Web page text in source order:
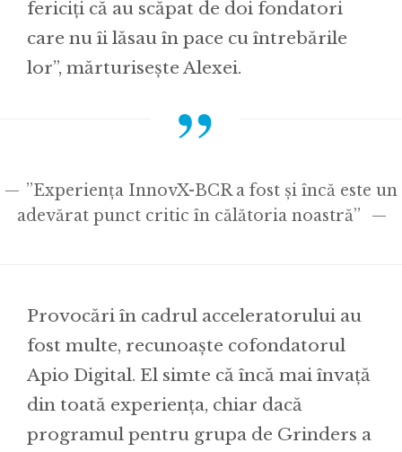
fericiți că au scăpat de doi fondatori
care nu îi lăsau în pace cu întrebările
lor”, mărturisește Alexei.
”Experiența InnovX-BCR a fost și încă este un
adevărat punct critic în călătoria noastră”
Provocări în cadrul acceleratorului au
fost multe, recunoaște cofondatorul
Apio Digital. El simte că încă mai învață
din toată experiența, chiar dacă
programul pentru grupa de Grinders a